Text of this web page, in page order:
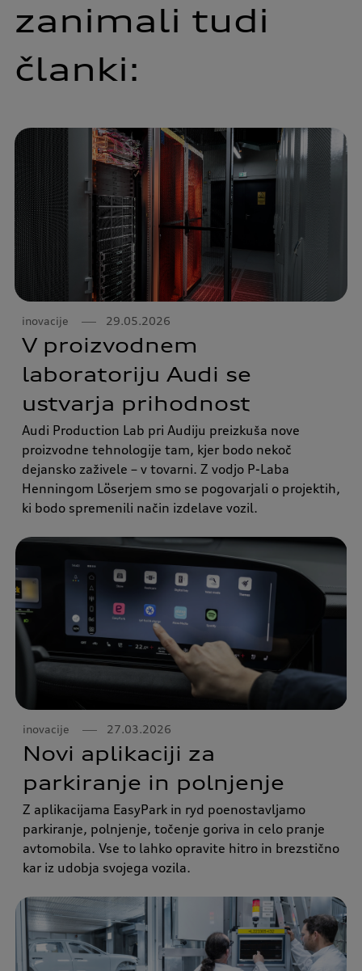
zanimali tudi
članki:
inovacije 29.05.2026
V proizvodnem
laboratoriju Audi se
ustvarja prihodnost
Audi Production Lab pri Audiju preizkuša nove
proizvodne tehnologije tam, kjer bodo nekoč
dejansko zaživele – v tovarni. Z vodjo P-Laba
Henningom Löserjem smo se pogovarjali o projektih,
ki bodo spremenili način izdelave vozil.
inovacije 27.03.2026
Novi aplikaciji za
parkiranje in polnjenje
Z aplikacijama EasyPark in ryd poenostavljamo
parkiranje, polnjenje, točenje goriva in celo pranje
avtomobila. Vse to lahko opravite hitro in brezstično
kar iz udobja svojega vozila.